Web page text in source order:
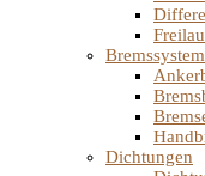
Dichtungen